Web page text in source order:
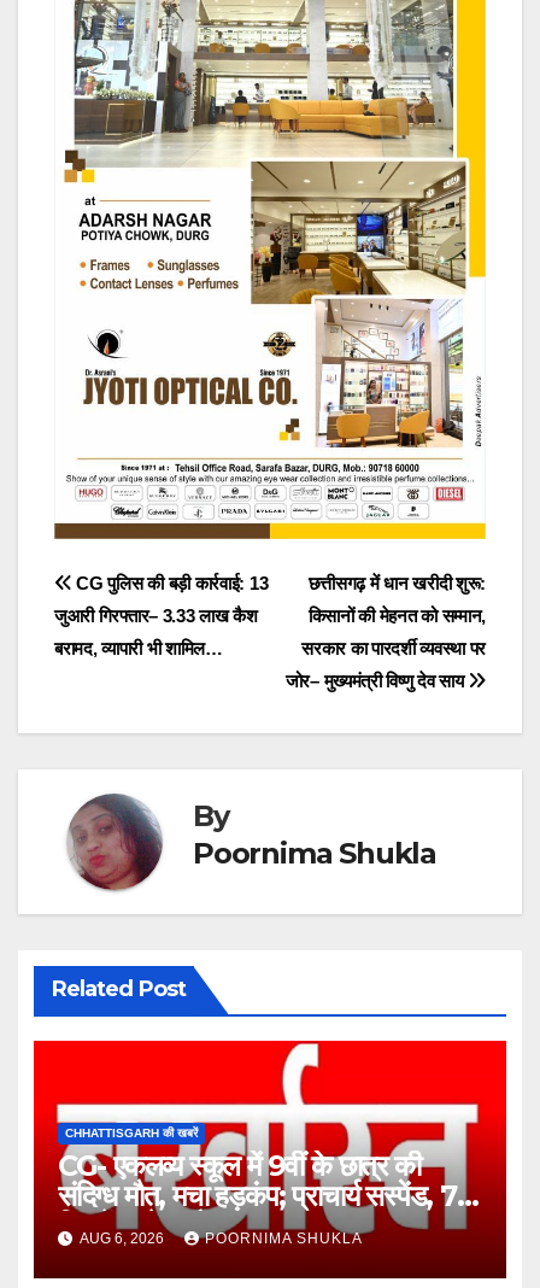
Post
navigation
छत्तीसगढ़ में धान खरीदी शुरू:
किसानों की मेहनत को सम्मान,
सरकार का पारदर्शी व्यवस्था पर
जोर– मुख्यमंत्री विष्णु देव साय
CG पुलिस की बड़ी कार्रवाई: 13
जुआरी गिरफ्तार– 3.33 लाख कैश
बरामद, व्यापारी भी शामिल…
By
Poornima Shukla
Related Post
CHHATTISGARH की खबरें
CG- एकलव्य स्कूल में 9वीं के छात्र की
संदिग्ध मौत, मचा हड़कंप; प्राचार्य सस्पेंड, 7
दिन में खुलेगा मौत का राज!…
AUG 6, 2026 POORNIMA SHUKLA